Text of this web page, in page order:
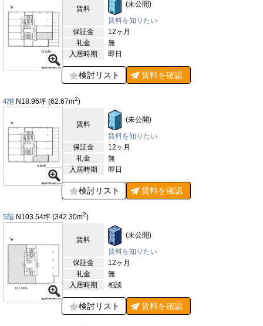
ことが可能です。また、近隣には複数のビジネスホテルがあり、
出張者や遠方からの来客に対応する宿泊施設も充実しています。
横浜東芝ビルの周辺は、交通の利便性、生活利便性、リフレッシ
ュスポットのいずれもが整っており、ビジネス活動を支える理想
的な条件が揃っています。このエリアでの拠点は、働きやすさだ
けでなく、企業活動を広げるための強力なサポートを提供するで
しょう。横浜市の中心地に位置し、仕事と生活のバランスを両立
させた魅力的なロケーションです。
設備
耐震性
エントランス
賃料
(未公開)
賃料を知りたい
保証金
12ヶ月
礼金
無
入居時期
即日
検討リスト 賃料を確認
4階 N18.96坪 (62.67m2)
賃料
(未公開)
賃料を知りたい
保証金
12ヶ月
礼金
無
入居時期
即日
検討リスト 賃料を確認
5階 N103.54坪 (342.30m2)
賃料
(未公開)
賃料を知りたい
保証金
12ヶ月
礼金
無
入居時期
相談
検討リスト 賃料を確認